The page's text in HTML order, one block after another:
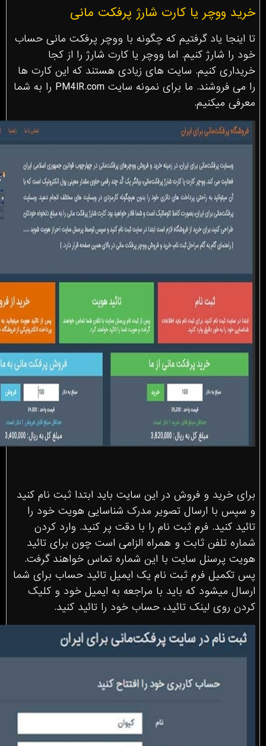
خرید ووچر یا کارت شارژ پرفکت مانی
تا اینجا یاد گرفتیم که چگونه با ووچر پرفکت مانی حساب
خود را شارژ کنیم. اما ووچر یا کارت شارژ را از کجا
خریداری کنیم. سایت های زیادی هستند که این کارت ها
را می فروشند. ما برای نمونه سایت PM4IR.com را به شما
معرفی میکنیم.
برای خرید و فروش در این سایت باید ابتدا ثبت نام کنید
و سپس با ارسال تصویر مدرک شناسایی هویت خود را
تائید کنید. فرم ثبت نام را با دقت پر کنید. وارد کردن
شماره تلفن ثابت و همراه الزامی است چون برای تائید
هویت پرسنل سایت با این شماره تماس خواهند گرفت.
پس تکمیل فرم ثبت نام یک ایمیل تائید حساب برای شما
ارسال میشود که باید با مراجعه به ایمیل خود و کلیک
کردن روی لینک تائید، حساب خود را تائید کنید.